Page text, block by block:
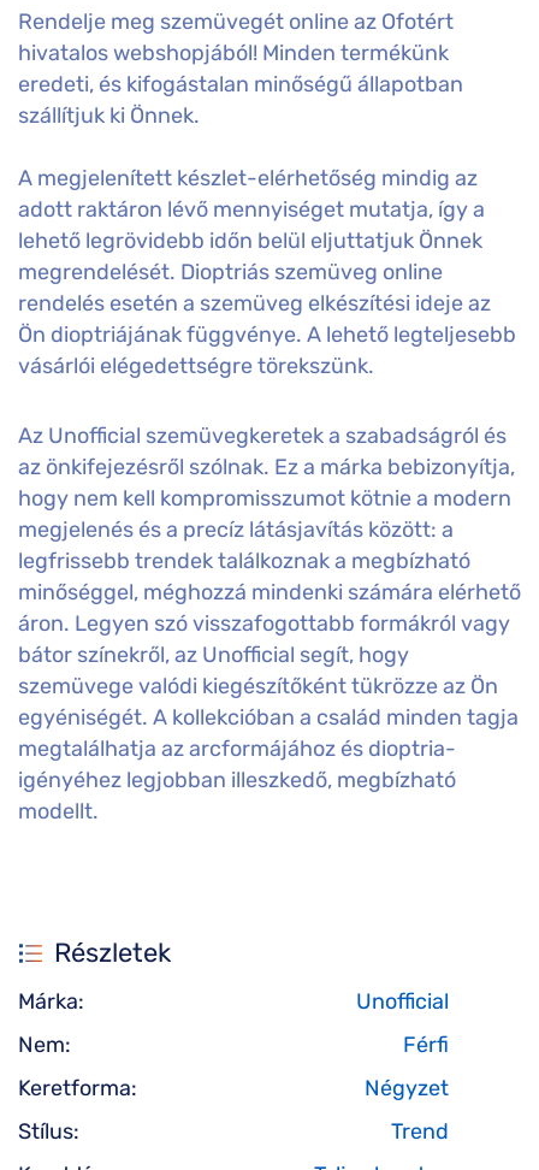
Rendelje meg szemüvegét online az Ofotért
hivatalos webshopjából! Minden termékünk
eredeti, és kifogástalan minőségű állapotban
szállítjuk ki Önnek.
A megjelenített készlet-elérhetőség mindig az
adott raktáron lévő mennyiséget mutatja, így a
lehető legrövidebb időn belül eljuttatjuk Önnek
megrendelését. Dioptriás szemüveg online
rendelés esetén a szemüveg elkészítési ideje az
Ön dioptriájának függvénye. A lehető legteljesebb
vásárlói elégedettségre törekszünk.
Az Unofficial szemüvegkeretek a szabadságról és
az önkifejezésről szólnak. Ez a márka bebizonyítja,
hogy nem kell kompromisszumot kötnie a modern
megjelenés és a precíz látásjavítás között: a
legfrissebb trendek találkoznak a megbízható
minőséggel, méghozzá mindenki számára elérhető
áron. Legyen szó visszafogottabb formákról vagy
bátor színekről, az Unofficial segít, hogy
szemüvege valódi kiegészítőként tükrözze az Ön
egyéniségét. A kollekcióban a család minden tagja
megtalálhatja az arcformájához és dioptria-
igényéhez legjobban illeszkedő, megbízható
modellt.
Részletek
Márka:
Unofficial
Nem:
Férfi
Keretforma:
Négyzet
Stílus:
Trend